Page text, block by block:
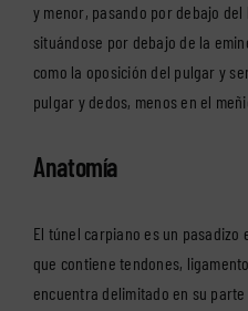
y menor, pasando por debajo
situándose por debajo de la
como la oposición del pulgar y
pulgar y dedos, menos en el
Anatomía
El túnel carpiano es un pasadizo
que contiene tendones,
encuentra delimitado en su